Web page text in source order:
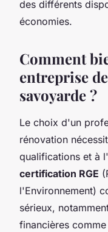
des différents
économies.
Comment
entreprise
savoyarde ?
Le choix d'un
rénovation
qualifications et à
certification RGE
l'Environnement)
sérieux,
financières